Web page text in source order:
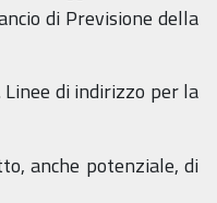
di Previsione della
di indirizzo per la
anche potenziale, di